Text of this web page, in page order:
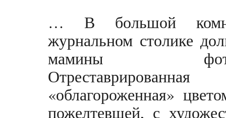
… В большой
журнальном столике
мамины
«облагороженная»
пожелтевшей, с